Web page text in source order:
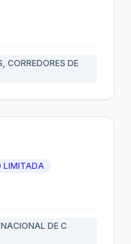
CORREDORES DE
LIMITADA
DE C